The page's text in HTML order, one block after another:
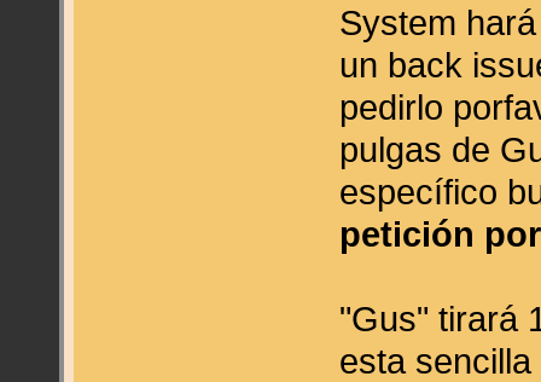
System
un back
pedirlo
pulgas de
específico
petición
"Gus" tirará
esta sencilla